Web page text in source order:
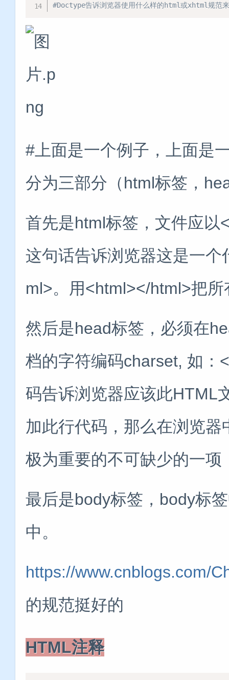
#Doctype告诉浏览器使用什么样的html或xhtml规
#上面是一个例子，上面是
分为三部分（html标签，
首先是html标签，文件应以
这句话告诉浏览器这是一
ml>。用<html></html>把
然后是head标签，必须在
档的字符编码charset, 如：
码告诉浏览器应该此HTML
加此行代码，那么在浏览
极为重要的不可缺少的一
最后是body标签，body标
中。
https://www.cnblogs.com/
的规范挺好的
HTML注释